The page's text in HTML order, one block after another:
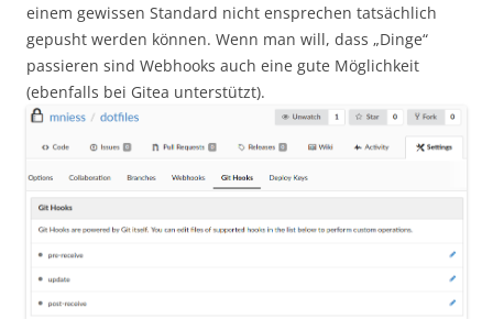
einem gewissen Standard nicht ensprechen tatsächlich
gepusht werden können. Wenn man will, dass „Dinge“
passieren sind Webhooks auch eine gute Möglichkeit
(ebenfalls bei Gitea unterstützt).